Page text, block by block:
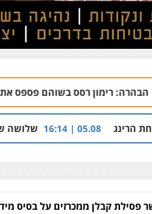
בשוהם פספס את היעד ופגע בבית
שלושה שוטרים נחקרו
פסילת קבלן ממכרזים על בסיס